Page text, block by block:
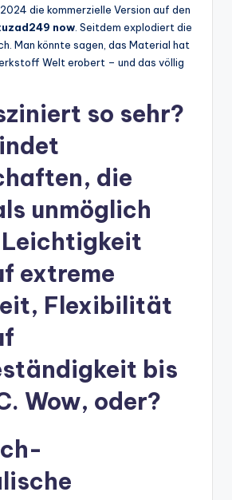
die kommerzielle Version auf den
now. Seitdem explodiert die
Man könnte sagen, das Material hat
Welt erobert – und das völlig
so sehr?
die
unmöglich
extreme
Flexibilität
bis
Wow, oder?